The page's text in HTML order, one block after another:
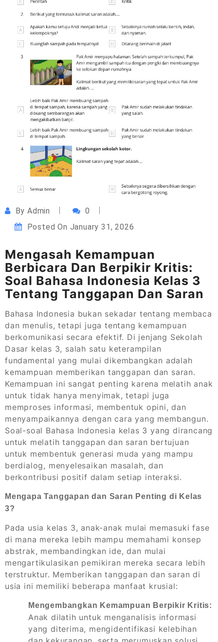
ByAdmin
0
Posted On January 31, 2026
Mengasah Kemampuan
Berbicara Dan Berpikir Kritis:
Soal Bahasa Indonesia Kelas 3
Tentang Tanggapan Dan Saran
Bahasa Indonesia bukan sekadar tentang membaca
dan menulis, tetapi juga tentang kemampuan
berkomunikasi secara efektif. Di jenjang Sekolah
Dasar kelas 3, salah satu keterampilan
fundamental yang mulai dikembangkan adalah
kemampuan memberikan tanggapan dan saran.
Kemampuan ini sangat penting karena melatih anak
untuk tidak hanya menyimak, tetapi juga
memproses informasi, membentuk opini, dan
menyampaikannya dengan cara yang membangun.
Soal-soal Bahasa Indonesia kelas 3 yang dirancang
untuk melatih tanggapan dan saran bertujuan
untuk membentuk generasi muda yang mampu
berdialog, menyelesaikan masalah, dan
berkontribusi positif dalam setiap interaksi.
Mengapa Tanggapan dan Saran Penting di Kelas
3?
Pada usia kelas 3, anak-anak mulai memasuki fase
di mana mereka lebih mampu memahami konsep
abstrak, membandingkan ide, dan mulai
mengartikulasikan pemikiran mereka secara lebih
terstruktur. Memberikan tanggapan dan saran di
usia ini memiliki beberapa manfaat krusial:
Mengembangkan Kemampuan Berpikir Kritis:
Anak dilatih untuk menganalisis informasi
yang diterima, mengidentifikasi kelebihan